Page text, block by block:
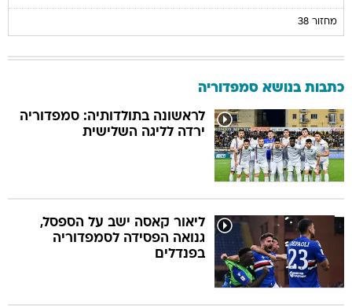
מחזור 38
כתבות בנושא סמפדוריה
לראשונה בתולדותיה: סמפדוריה
ירדה לליגה השלישית
ליאור קאסה ישב על הספסל,
גנואה הפסידה לסמפדוריה
בפנדלים